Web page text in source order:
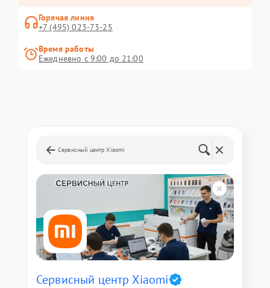
Горячая линия
+7 (495) 023-73-25
Время работы
Ежедневно с 9:00 до 21:00
Сервисный центр Xiaomi
Сервисный центр Xiaomi